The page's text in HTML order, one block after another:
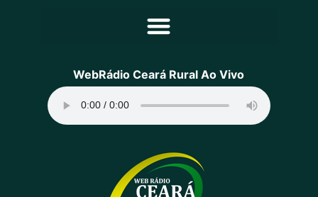
Principal
Programação
Equipe
Contato
WebRádio Ceará Rural Ao Vivo